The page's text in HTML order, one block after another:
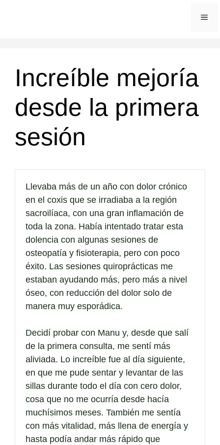
Increíble mejoría
desde la primera
sesión
Llevaba más de un año con dolor crónico
en el coxis que se irradiaba a la región
sacroilíaca, con una gran inflamación de
toda la zona. Había intentado tratar esta
dolencia con algunas sesiones de
osteopatía y fisioterapia, pero con poco
éxito. Las sesiones quiroprácticas me
estaban ayudando más, pero más a nivel
óseo, con reducción del dolor solo de
manera muy esporádica.
Decidí probar con Manu y, desde que salí
de la primera consulta, me sentí más
aliviada. Lo increíble fue al día siguiente,
en que me pude sentar y levantar de las
sillas durante todo el día con cero dolor,
cosa que no me ocurría desde hacía
muchísimos meses. También me sentía
con más vitalidad, más llena de energía y
hasta podía andar más rápido que